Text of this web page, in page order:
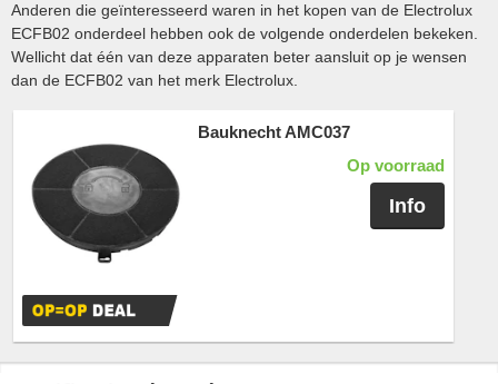
Anderen die geïnteresseerd waren in het kopen van de Electrolux
ECFB02 onderdeel hebben ook de volgende onderdelen bekeken.
Wellicht dat één van deze apparaten beter aansluit op je wensen
dan de ECFB02 van het merk Electrolux.
Bauknecht AMC037
Op voorraad
Info